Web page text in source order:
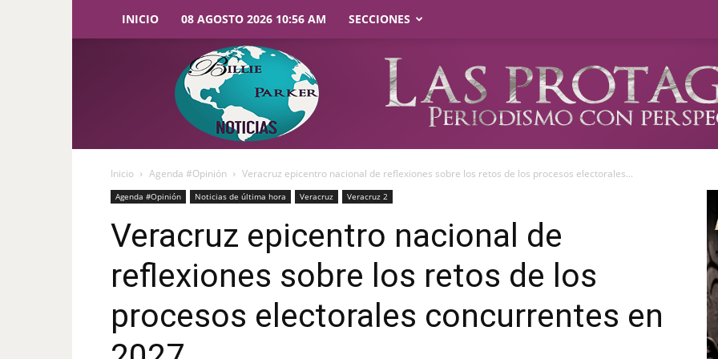
INICIO 08 AGOSTO 2026 10:56 AM SECCIONES
Parker
Noticias
Inicio Agenda #Opinión Veracruz epicentro nacional de reflexiones sobre los retos de los procesos electorales...
Agenda #Opinión Noticias de última hora Veracruz Veracruz 2
Veracruz epicentro nacional de
reflexiones sobre los retos de los
procesos electorales concurrentes en